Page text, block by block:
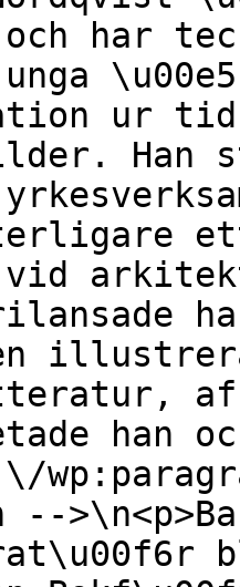
och har
ur
Han
ett
han
--